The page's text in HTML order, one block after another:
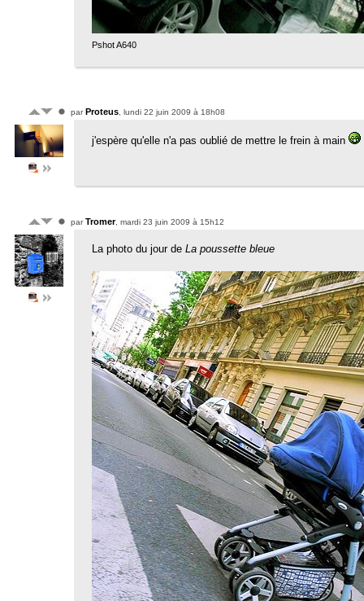
Pshot A640
parProteus , lundi 22 juin 2009 à 18h08
j'espère qu'elle n'a pas oublié de mettre le frein à main
parTromer, mardi 23 juin 2009 à 15h12
La photo du jour de La poussette bleue